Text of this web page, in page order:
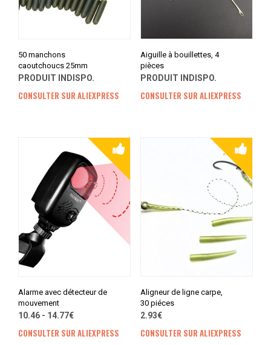
50 manchons
caoutchoucs 25mm
PRODUIT INDISPO.
CONSULTER SUR ALIEXPRESS
Aiguille à bouillettes, 4
pièces
PRODUIT INDISPO.
CONSULTER SUR ALIEXPRESS
Alarme avec détecteur de
mouvement
10.46 - 14.77€
CONSULTER SUR ALIEXPRESS
Aligneur de ligne carpe,
30 piéces
2.93€
CONSULTER SUR ALIEXPRESS